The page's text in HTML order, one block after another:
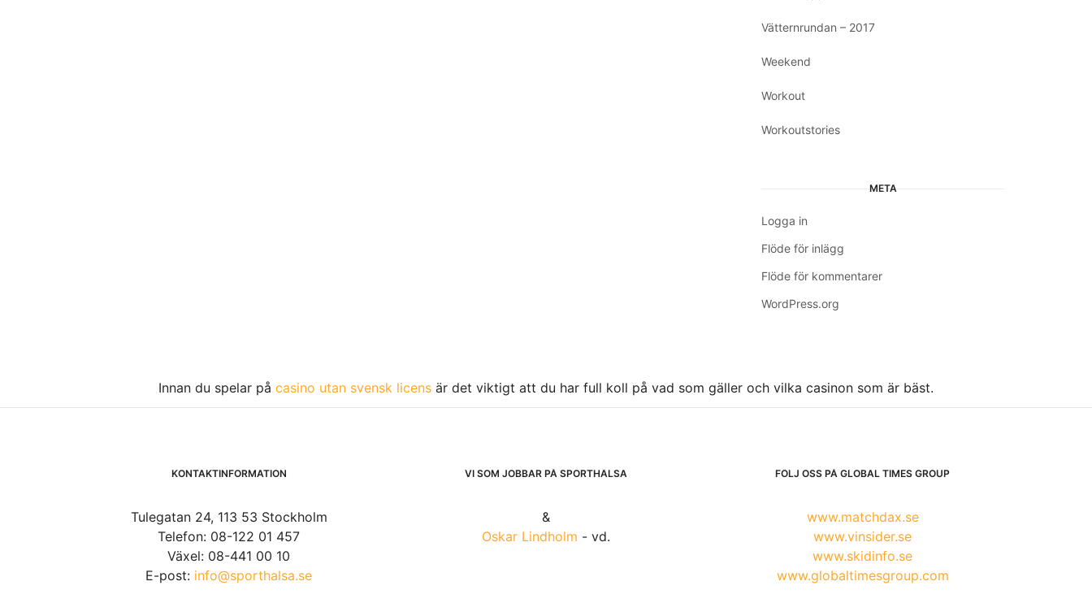
Vätternrundan – 2017
Weekend
Workout
Workoutstories
META
Logga in
Flöde för inlägg
Flöde för kommentarer
WordPress.org
Innan du spelar på casino utan svensk licens är det viktigt att du har full koll på vad som gäller och vilka casinon som är bäst.
KONTAKTINFORMATION
Tulegatan 24, 113 53 Stockholm
Telefon: 08-122 01 457
Växel: 08-441 00 10
E-post: info@sporthalsa.se
VI SOM JOBBAR PÅ SPORTHÄLSA
&
Oskar Lindholm - vd.
FÖLJ OSS PÅ GLOBAL TIMES GROUP
www.matchdax.se
www.vinsider.se
www.skidinfo.se
www.globaltimesgroup.com